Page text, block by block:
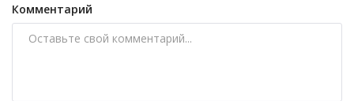
Комментарий